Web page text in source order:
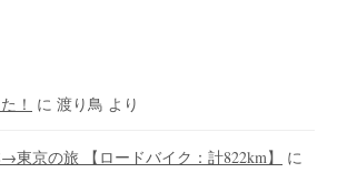
！ に 渡り鳥 より
京の旅 【ロードバイク：計822km】
に